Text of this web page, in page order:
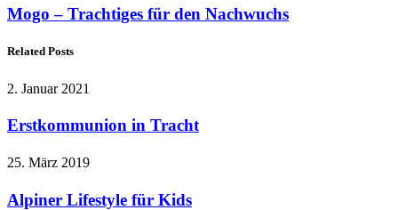
Mogo – Trachtiges für den Nachwuchs
Related Posts
2. Januar 2021
Erstkommunion in Tracht
25. März 2019
Alpiner Lifestyle für Kids